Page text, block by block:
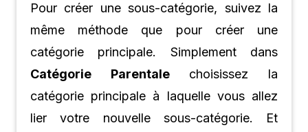
Pour créer une sous-catégorie, suivez la
même méthode que pour créer une
catégorie principale. Simplement dans
Catégorie Parentalechoisissez la
catégorie principale à laquelle vous allez
lier votre nouvelle sous-catégorie. Et